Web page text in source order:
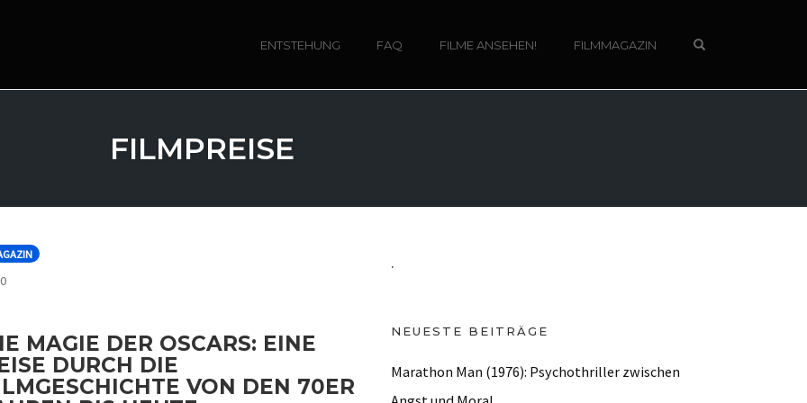
ENTSTEHUNG FAQ FILME ANSEHEN! FILMMAGAZIN
FILMPREISE
0COMMENTS
MAGIE DER OSCARS: EINE
DURCH DIE
VON DEN 70ER
.
NEUESTE BEITRÄGE
Marathon Man (1976): Psychothriller zwischen